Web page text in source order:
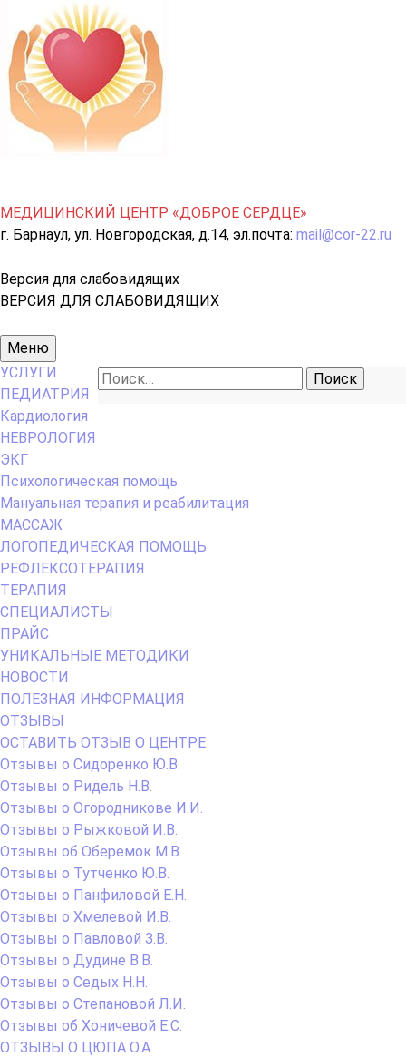
МЕДИЦИНСКИЙ ЦЕНТР «ДОБРОЕ СЕРДЦЕ»
г. Барнаул, ул. Новгородская, д.14, эл.почта: mail@cor-22.ru
Версия для слабовидящих
ВЕРСИЯ ДЛЯ СЛАБОВИДЯЩИХ
Основное
меню
Меню
Найти:
УСЛУГИ
ПЕДИАТРИЯ
Кардиология
НЕВРОЛОГИЯ
ЭКГ
Психологическая помощь
Мануальная терапия и реабилитация
МАССАЖ
ЛОГОПЕДИЧЕСКАЯ ПОМОЩЬ
РЕФЛЕКСОТЕРАПИЯ
ТЕРАПИЯ
СПЕЦИАЛИСТЫ
ПРАЙС
УНИКАЛЬНЫЕ МЕТОДИКИ
НОВОСТИ
ПОЛЕЗНАЯ ИНФОРМАЦИЯ
ОТЗЫВЫ
ОСТАВИТЬ ОТЗЫВ О ЦЕНТРЕ
Отзывы о Сидоренко Ю.В.
Отзывы о Ридель Н.В.
Отзывы о Огородникове И.И.
Отзывы о Рыжковой И.В.
Отзывы об Оберемок М.В.
Отзывы о Тутченко Ю.В.
Отзывы о Панфиловой Е.Н.
Отзывы о Хмелевой И.В.
Отзывы о Павловой З.В.
Отзывы о Дудине В.В.
Отзывы о Седых Н.Н.
Отзывы о Степановой Л.И.
Отзывы об Хоничевой Е.С.
ОТЗЫВЫ О ЦЮПА О.А.